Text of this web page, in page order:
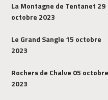
La Montagne de Tentanet 29
octobre 2023
Le Grand Sangle 15 octobre
2023
Rochers de Chalve 05 octobre
2023